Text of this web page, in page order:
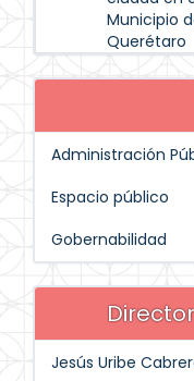
Municipio
Querétaro
Administración
Espacio público
Gobernabilidad
Jesús Uribe